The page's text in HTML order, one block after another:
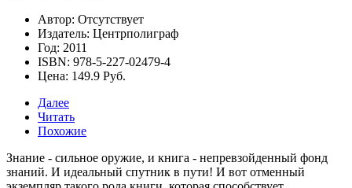
Автор: Отсутствует
Издатель: Центрполиграф
Год: 2011
ISBN: 978-5-227-02479-4
Цена: 149.9 Руб.
Далее
Читать
Похожие
Знание - сильное оружие, и книга - непревзойденный фонд
знаний. И идеальный спутник в пути! И вот отменный